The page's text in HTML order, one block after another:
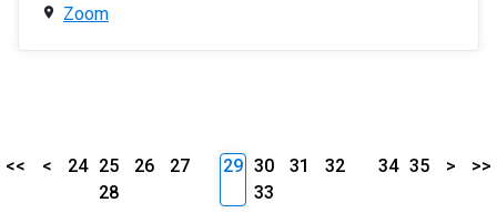
Zoom
<< < 24 25 26
27
28
29 30 31
32
33
34 35 > >>